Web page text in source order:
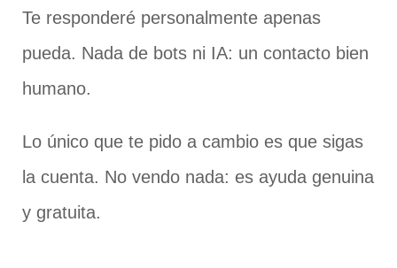
Te responderé personalmente apenas
pueda. Nada de bots ni IA: un contacto bien
humano.
Lo único que te pido a cambio es que sigas
la cuenta. No vendo nada: es ayuda genuina
y gratuita.